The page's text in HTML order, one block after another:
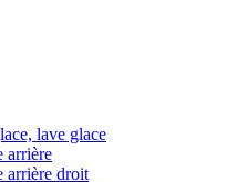
lave glace
arrière
arrière droit